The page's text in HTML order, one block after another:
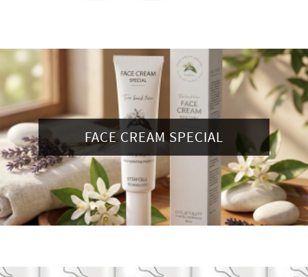
FACE CREAM SPECIAL